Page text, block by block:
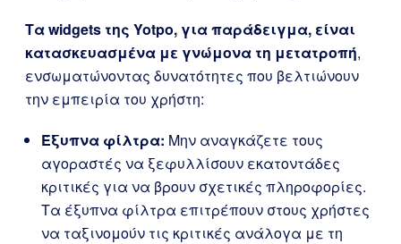
Τα widgets της Yotpo, για παράδειγμα, είναι
κατασκευασμένα με γνώμονα τη μετατροπή,
ενσωματώνοντας δυνατότητες που βελτιώνουν
την εμπειρία του χρήστη:
Έξυπνα φίλτρα: Μην αναγκάζετε τους
αγοραστές να ξεφυλλίσουν εκατοντάδες
κριτικές για να βρουν σχετικές πληροφορίες.
Τα έξυπνα φίλτρα επιτρέπουν στους χρήστες
να ταξινομούν τις κριτικές ανάλογα με τη